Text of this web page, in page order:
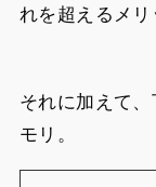
れを超えるメリ
それに加えて
モリ。